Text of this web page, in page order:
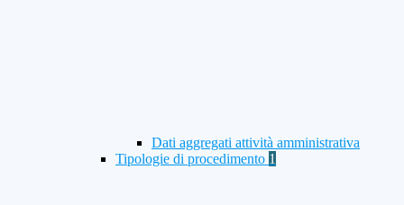
Dati aggregati attività amministrativa
Tipologie di procedimento 1